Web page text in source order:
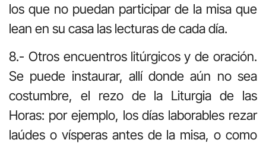
los que no puedan participar de la misa que
lean en su casa las lecturas de cada día.
8.- Otros encuentros litúrgicos y de oración.
Se puede instaurar, allí donde aún no sea
costumbre, el rezo de la Liturgia de las
Horas: por ejemplo, los días laborables rezar
laúdes o vísperas antes de la misa, o como